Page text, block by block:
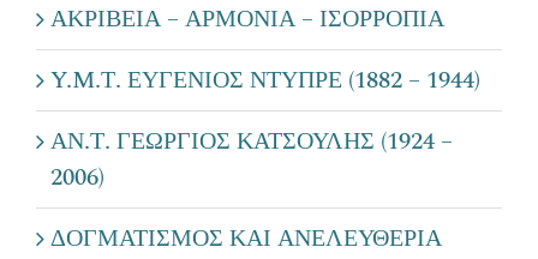
ΑΚΡΙΒΕΙΑ – ΑΡΜΟΝΙΑ – ΙΣΟΡΡΟΠΙΑ
Y.M.Τ. ΕΥΓΕΝΙΟΣ ΝΤΥΠΡΕ (1882 – 1944)
ΑΝ.Τ. ΓΕΩΡΓΙΟΣ ΚΑΤΣΟΥΛΗΣ (1924 –
2006)
ΔΟΓΜΑΤΙΣΜΟΣ ΚΑΙ ΑΝΕΛΕΥΘΕΡΙΑ